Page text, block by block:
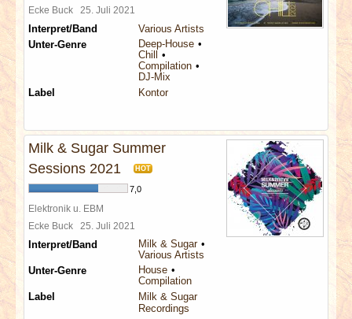
Ecke Buck 25. Juli 2021
Interpret/Band
Various Artists
Unter-Genre
Deep-House
Chill
Compilation
DJ-Mix
Label
Kontor
Milk & Sugar Summer
Sessions 2021
HOT
7,0
Elektronik u. EBM
Ecke Buck 25. Juli 2021
Interpret/Band
Milk & Sugar
Various Artists
Unter-Genre
House
Compilation
Label
Milk & Sugar
Recordings